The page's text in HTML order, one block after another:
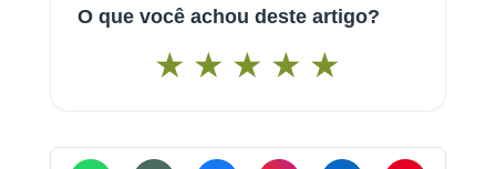
O que você achou deste artigo?
★ ★ ★ ★ ★